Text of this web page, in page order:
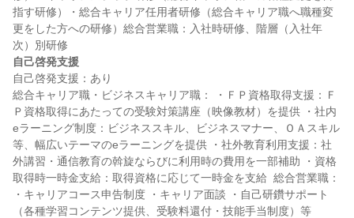
指す研修）・総合キャリア任用者研修（総合キャリア職へ職種変
更をした方への研修）総合営業職：入社時研修、階層（入社年
自己啓発支援
自己啓発支援：あり
総合キャリア職・ビジネスキャリア職： ・ＦＰ資格取得支援：Ｆ
Ｐ資格取得にあたっての受験対策講座（映像教材）を提供 ・社内
eラーニング制度：ビジネススキル、ビジネスマナー、ＯＡスキル
等、幅広いテーマのeラーニングを提供 ・社外教育利用支援：社
外講習・通信教育の斡旋ならびに利用時の費用を一部補助 ・資格
取得時一時金支給：取得資格に応じて一時金を支給  総合営業職：
・キャリアコース申告制度 ・キャリア面談 ・自己研鑽サポート